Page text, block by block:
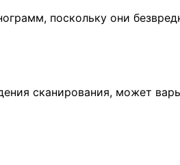
поскольку они
сканирования, может